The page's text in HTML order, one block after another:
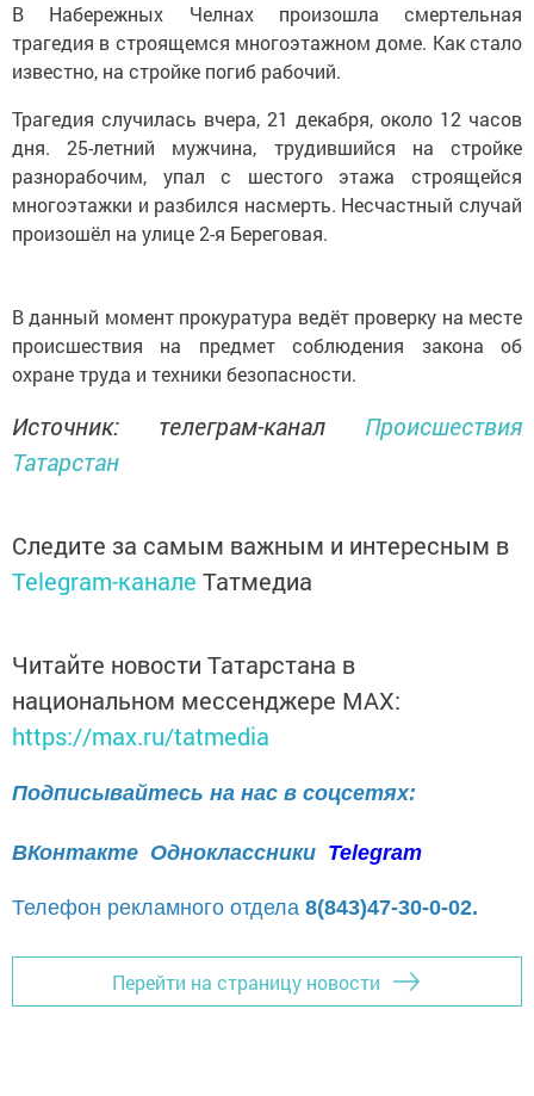
В Набережных Челнах произошла смертельная
трагедия в строящемся многоэтажном доме. Как стало
известно, на стройке погиб рабочий.
Трагедия случилась вчера, 21 декабря, около 12 часов
дня. 25-летний мужчина, трудившийся на стройке
разнорабочим, упал с шестого этажа строящейся
многоэтажки и разбился насмерть. Несчастный случай
произошёл на улице 2-я Береговая.
В данный момент прокуратура ведёт проверку на месте
происшествия на предмет соблюдения закона об
охране труда и техники безопасности.
Источник: телеграм-канал Происшествия
Татарстан
Следите за самым важным и интересным в
Telegram-канале Татмедиа
Читайте новости Татарстана в
национальном мессенджере MАХ:
https://max.ru/tatmedia
Подписывайтесь на нас в соцсетях:
ВКонтакте Одноклассники Telegram
Телефон рекламного отдела 8(843)47-30-0-02.
Перейти на страницу новости